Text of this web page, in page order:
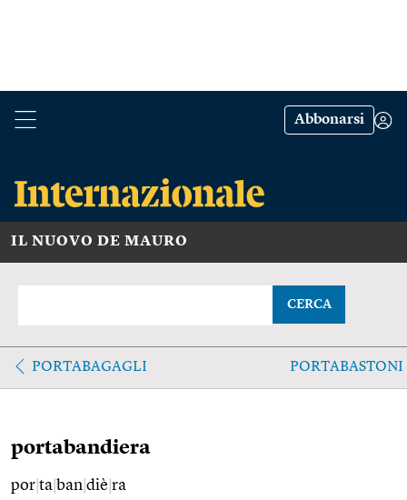
Abbonarsi
IL NUOVO DE MAURO
CERCA
PORTABAGAGLI PORTABASTONI
portabandiera
por ta ban diè ra